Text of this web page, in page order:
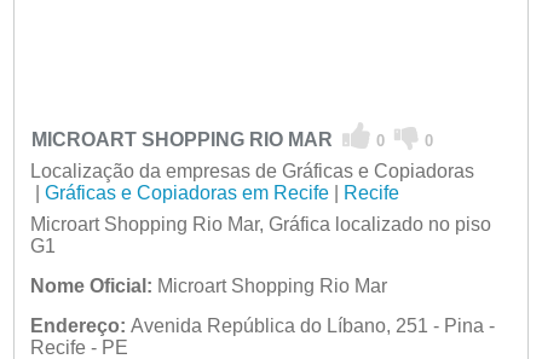
MICROART SHOPPING RIO MAR 0 0
Localização da empresas de Gráficas e Copiadoras
Gráficas e Copiadoras em Recife|
Recife
Microart Shopping Rio Mar, Gráfica localizado no piso
G1
Nome Oficial: Microart Shopping Rio Mar
Endereço: Avenida República do Líbano, 251 - Pina -
Recife - PE